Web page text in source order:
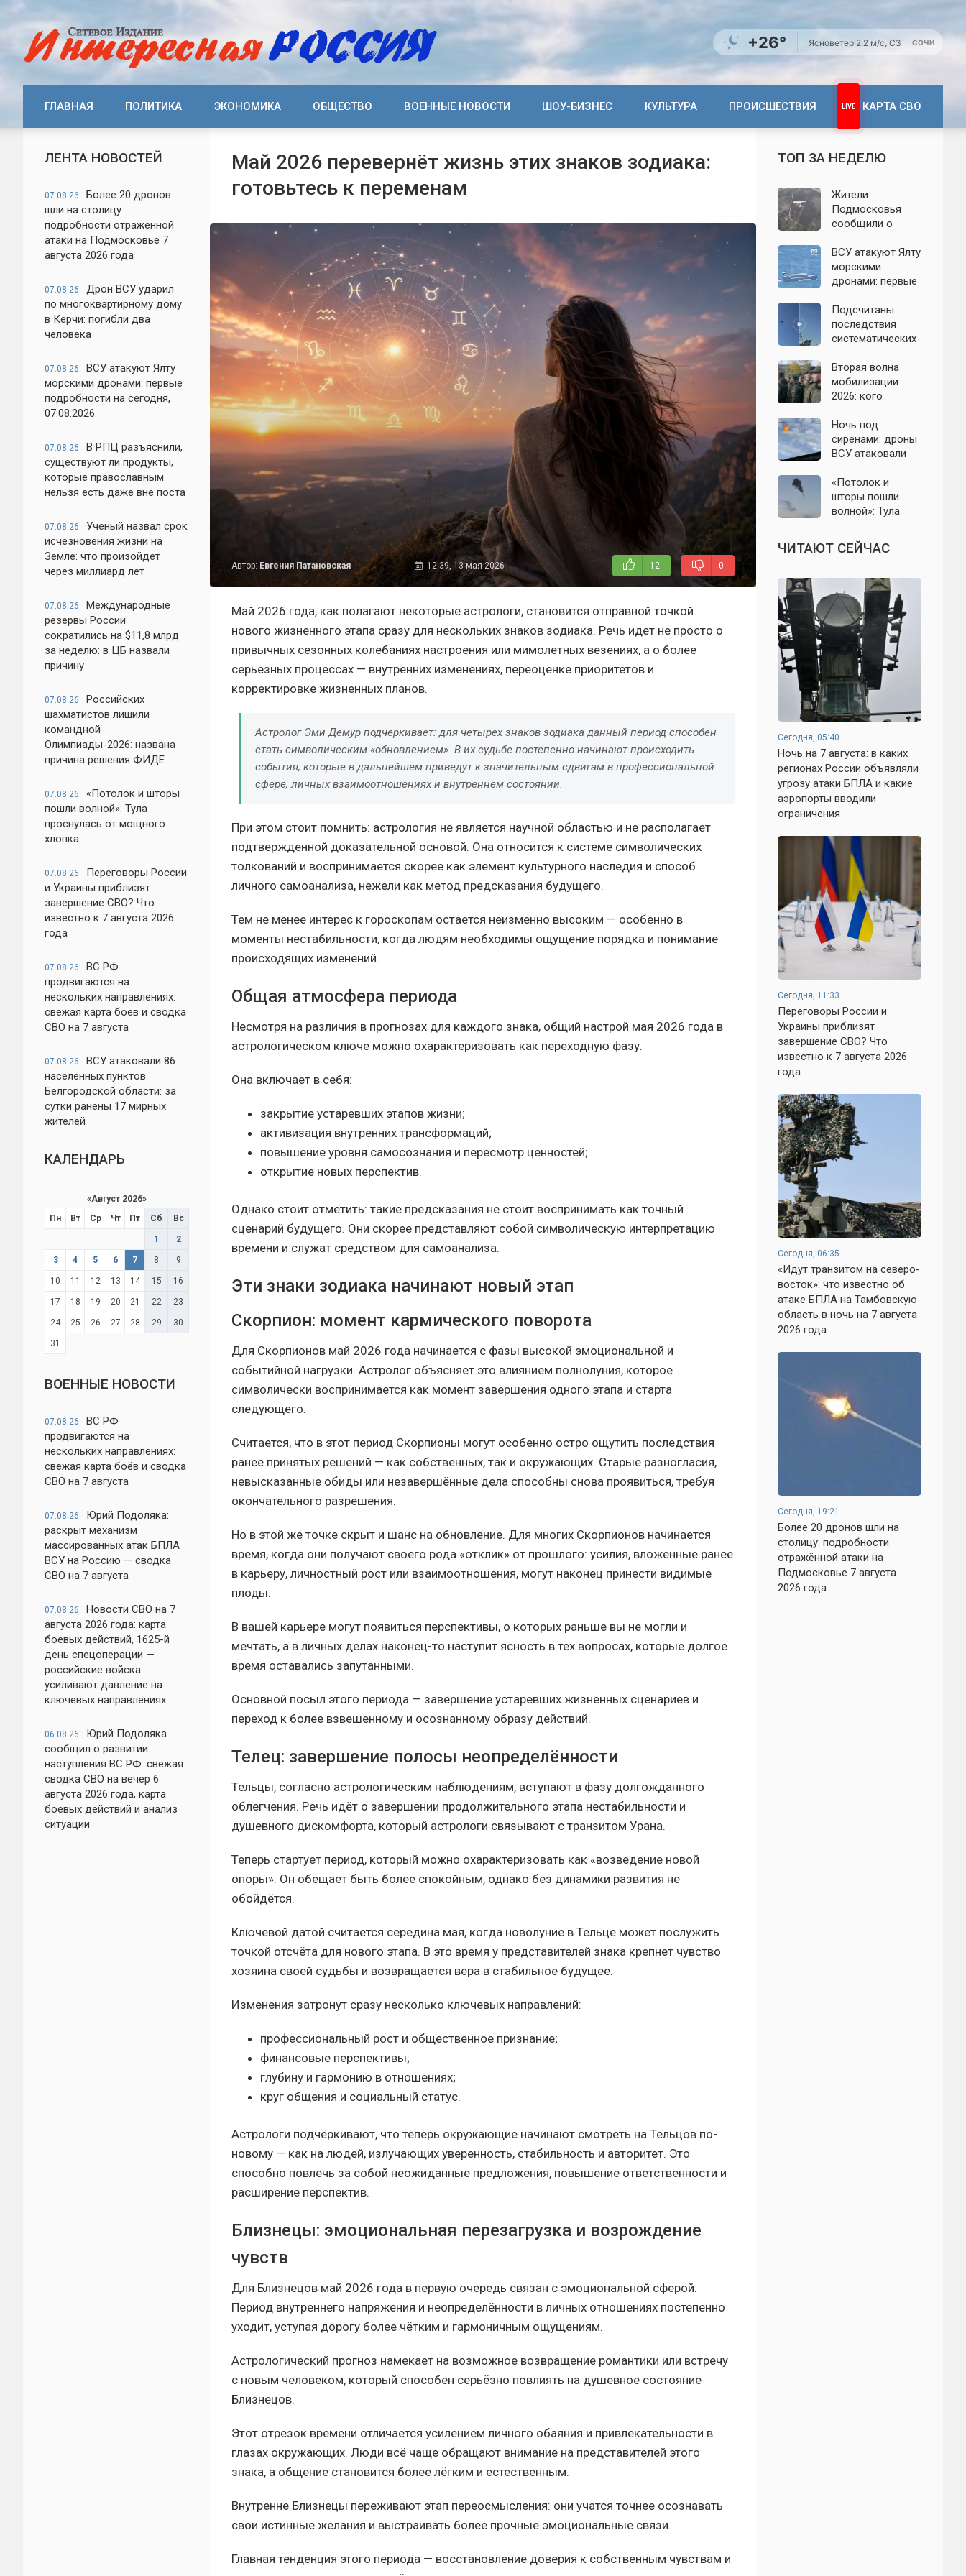
+26° Ясноветер 2.2 м/с, СЗ СОЧИ
ГЛАВНАЯ ПОЛИТИКА ЭКОНОМИКА ОБЩЕСТВО ВОЕННЫЕ НОВОСТИ ШОУ-БИЗНЕС КУЛЬТУРА ПРОИСШЕСТВИЯ КАРТА СВО
ЛЕНТА НОВОСТЕЙ
07.08.26
Более 20 дронов
шли на столицу:
подробности отражённой
атаки на Подмосковье 7
августа 2026 года
07.08.26
Дрон ВСУ ударил
по многоквартирному дому
в Керчи: погибли два
человека
07.08.26
ВСУ атакуют Ялту
морскими дронами: первые
подробности на сегодня,
07.08.2026
07.08.26
В РПЦ разъяснили,
существуют ли продукты,
которые православным
нельзя есть даже вне поста
07.08.26
Ученый назвал срок
исчезновения жизни на
Земле: что произойдет
через миллиард лет
07.08.26
Международные
резервы России
сократились на $11,8 млрд
за неделю: в ЦБ назвали
причину
07.08.26
Российских
шахматистов лишили
командной
Олимпиады-2026: названа
причина решения ФИДЕ
07.08.26
«Потолок и шторы
пошли волной»: Тула
проснулась от мощного
хлопка
07.08.26
Переговоры России
и Украины приблизят
завершение СВО? Что
известно к 7 августа 2026
года
07.08.26
ВС РФ
продвигаются на
нескольких направлениях:
свежая карта боёв и сводка
СВО на 7 августа
07.08.26
ВСУ атаковали 86
населённых пунктов
Белгородской области: за
сутки ранены 17 мирных
жителей
КАЛЕНДАРЬ
«Август 2026»
Пн
Вт Ср Чт Пт Сб Вс
1 2
3 4 5 6 7 8 9
10 11 12 13 14 15 16
17 18 19 20 21 22 23
24 25 26 27 28 29 30
31
ВОЕННЫЕ НОВОСТИ
07.08.26
ВС РФ
продвигаются на
нескольких направлениях:
свежая карта боёв и сводка
СВО на 7 августа
07.08.26
Юрий Подоляка:
раскрыт механизм
массированных атак БПЛА
ВСУ на Россию — сводка
СВО на 7 августа
07.08.26
Новости СВО на 7
августа 2026 года: карта
боевых действий, 1625-й
день спецоперации —
российские войска
усиливают давление на
ключевых направлениях
06.08.26
Юрий Подоляка
сообщил о развитии
наступления ВС РФ: свежая
сводка СВО на вечер 6
августа 2026 года, карта
боевых действий и анализ
ситуации
Май 2026 перевернёт жизнь этих знаков зодиака:
готовьтесь к переменам
Автор: Евгения Патановская 12:39, 13 мая 2026 12 0
Май 2026 года, как полагают некоторые астрологи, становится отправной точкой
нового жизненного этапа сразу для нескольких знаков зодиака. Речь идет не просто о
привычных сезонных колебаниях настроения или мимолетных везениях, а о более
серьезных процессах — внутренних изменениях, переоценке приоритетов и
корректировке жизненных планов.
Астролог Эми Демур подчеркивает: для четырех знаков зодиака данный период способен
стать символическим «обновлением». В их судьбе постепенно начинают происходить
события, которые в дальнейшем приведут к значительным сдвигам в профессиональной
сфере, личных взаимоотношениях и внутреннем состоянии.
При этом стоит помнить: астрология не является научной областью и не располагает
подтвержденной доказательной основой. Она относится к системе символических
толкований и воспринимается скорее как элемент культурного наследия и способ
личного самоанализа, нежели как метод предсказания будущего.
Тем не менее интерес к гороскопам остается неизменно высоким — особенно в
моменты нестабильности, когда людям необходимы ощущение порядка и понимание
происходящих изменений.
Общая атмосфера периода
Несмотря на различия в прогнозах для каждого знака, общий настрой мая 2026 года в
астрологическом ключе можно охарактеризовать как переходную фазу.
Она включает в себя:
закрытие устаревших этапов жизни;
активизация внутренних трансформаций;
повышение уровня самосознания и пересмотр ценностей;
открытие новых перспектив.
Однако стоит отметить: такие предсказания не стоит воспринимать как точный
сценарий будущего. Они скорее представляют собой символическую интерпретацию
времени и служат средством для самоанализа.
Эти знаки зодиака начинают новый этап
Скорпион: момент кармического поворота
Для Скорпионов май 2026 года начинается с фазы высокой эмоциональной и
событийной нагрузки. Астролог объясняет это влиянием полнолуния, которое
символически воспринимается как момент завершения одного этапа и старта
следующего.
Считается, что в этот период Скорпионы могут особенно остро ощутить последствия
ранее принятых решений — как собственных, так и окружающих. Старые разногласия,
невысказанные обиды или незавершённые дела способны снова проявиться, требуя
окончательного разрешения.
Но в этой же точке скрыт и шанс на обновление. Для многих Скорпионов начинается
время, когда они получают своего рода «отклик» от прошлого: усилия, вложенные ранее
в карьеру, личностный рост или взаимоотношения, могут наконец принести видимые
плоды.
В вашей карьере могут появиться перспективы, о которых раньше вы не могли и
мечтать, а в личных делах наконец-то наступит ясность в тех вопросах, которые долгое
время оставались запутанными.
Основной посыл этого периода — завершение устаревших жизненных сценариев и
переход к более взвешенному и осознанному образу действий.
Телец: завершение полосы неопределённости
Тельцы, согласно астрологическим наблюдениям, вступают в фазу долгожданного
облегчения. Речь идёт о завершении продолжительного этапа нестабильности и
душевного дискомфорта, который астрологи связывают с транзитом Урана.
Теперь стартует период, который можно охарактеризовать как «возведение новой
опоры». Он обещает быть более спокойным, однако без динамики развития не
обойдётся.
Ключевой датой считается середина мая, когда новолуние в Тельце может послужить
точкой отсчёта для нового этапа. В это время у представителей знака крепнет чувство
хозяина своей судьбы и возвращается вера в стабильное будущее.
Изменения затронут сразу несколько ключевых направлений:
профессиональный рост и общественное признание;
финансовые перспективы;
глубину и гармонию в отношениях;
круг общения и социальный статус.
Астрологи подчёркивают, что теперь окружающие начинают смотреть на Тельцов по-
новому — как на людей, излучающих уверенность, стабильность и авторитет. Это
способно повлечь за собой неожиданные предложения, повышение ответственности и
расширение перспектив.
Близнецы: эмоциональная перезагрузка и возрождение
чувств
Для Близнецов май 2026 года в первую очередь связан с эмоциональной сферой.
Период внутреннего напряжения и неопределённости в личных отношениях постепенно
уходит, уступая дорогу более чётким и гармоничным ощущениям.
Астрологический прогноз намекает на возможное возвращение романтики или встречу
с новым человеком, который способен серьёзно повлиять на душевное состояние
Близнецов.
Этот отрезок времени отличается усилением личного обаяния и привлекательности в
глазах окружающих. Люди всё чаще обращают внимание на представителей этого
знака, а общение становится более лёгким и естественным.
Внутренне Близнецы переживают этап переосмысления: они учатся точнее осознавать
свои истинные желания и выстраивать более прочные эмоциональные связи.
Главная тенденция этого периода — восстановление доверия к собственным чувствам и
ТОП ЗА НЕДЕЛЮ
Жители
Подмосковья
сообщили о
обнародованы
подробности о
налёте
августа
ВСУ атакуют Ялту
морскими
дронами: первые
сегодня,
07.08.2026
Подсчитаны
последствия
систематических
Ленинградскую
область: что
известно к 7
Вторая волна
мобилизации
2026: кого
ли реальные
признаки
Ночь под
сиренами: дроны
ВСУ атаковали
Евпаторию и
район Сакской
ТЭС
«Потолок и
шторы пошли
волной»: Тула
мощного хлопка
ЧИТАЮТ СЕЙЧАС
Сегодня, 05:40
Ночь на 7 августа: в каких
регионах России объявляли
угрозу атаки БПЛА и какие
аэропорты вводили
ограничения
Сегодня, 11:33
Переговоры России и
Украины приблизят
завершение СВО? Что
известно к 7 августа 2026
года
Сегодня, 06:35
«Идут транзитом на северо-
восток»: что известно об
атаке БПЛА на Тамбовскую
область в ночь на 7 августа
2026 года
Сегодня, 19:21
Более 20 дронов шли на
столицу: подробности
отражённой атаки на
Подмосковье 7 августа
2026 года